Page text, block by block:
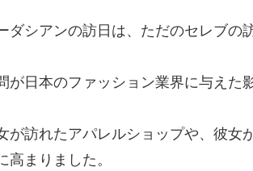
ダシアンの訪日は、ただのセレブの
が日本のファッション業界に与えた
が訪れたアパレルショップや、彼女
高まりました。